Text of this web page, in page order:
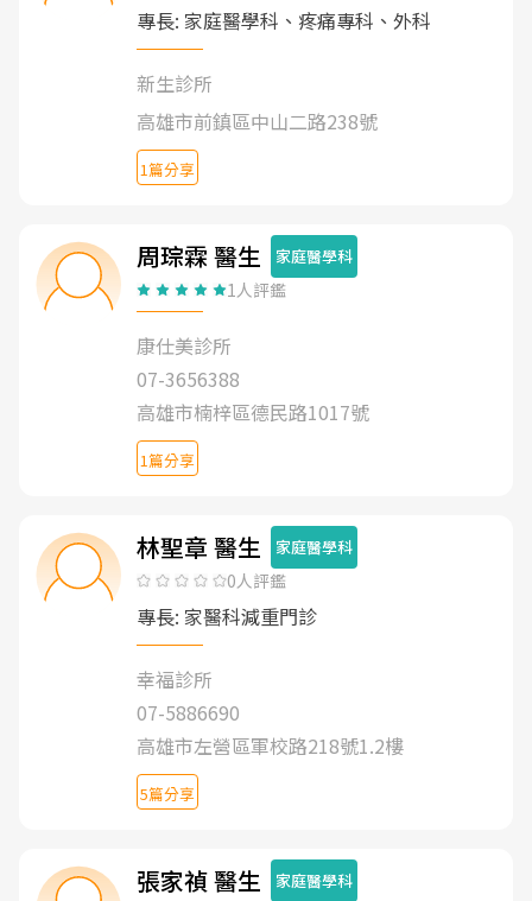
專長: 家庭醫學科、疼痛專科、外科
新生診所
高雄市前鎮區中山二路238號
1篇分享
周琮霖 醫生 家庭醫學科
1人評鑑
康仕美診所
07-3656388
高雄市楠梓區德民路1017號
1篇分享
林聖章 醫生 家庭醫學科
0人評鑑
專長: 家醫科減重門診
幸福診所
07-5886690
高雄市左營區軍校路218號1.2樓
5篇分享
張家禎 醫生 家庭醫學科